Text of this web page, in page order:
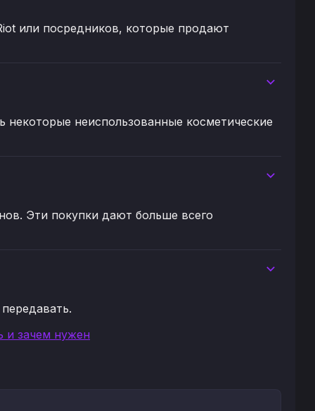
или посредников, которые продают
неиспользованные косметические
Эти покупки дают больше всего
и зачем нужен